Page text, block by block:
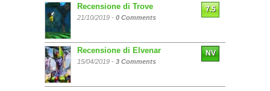
Recensione di Trove
21/10/2019 - 0 Comments
7.5
Recensione di Elvenar
15/04/2019 - 3 Comments
NV